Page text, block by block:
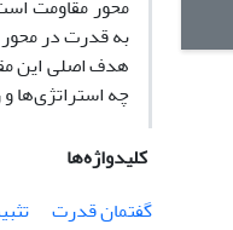
محور مقاومت
به قدرت در محور
هدف اصلی این
چه استراتژی‌ها
کلیدواژه‌ها
گفتمان قدرت